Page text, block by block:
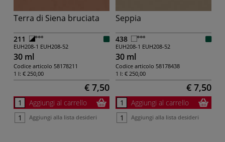
Terra di Siena bruciata
211
EUH208-1 EUH208-52
30 ml
Codice articolo 58178211
1 l: € 250,00
€ 7,50
Aggiungi al carrello
Aggiungi alla lista desideri
Seppia
438
EUH208-1 EUH208-52
30 ml
Codice articolo 58178438
1 l: € 250,00
€ 7,50
Aggiungi al carrello
Aggiungi alla lista desideri